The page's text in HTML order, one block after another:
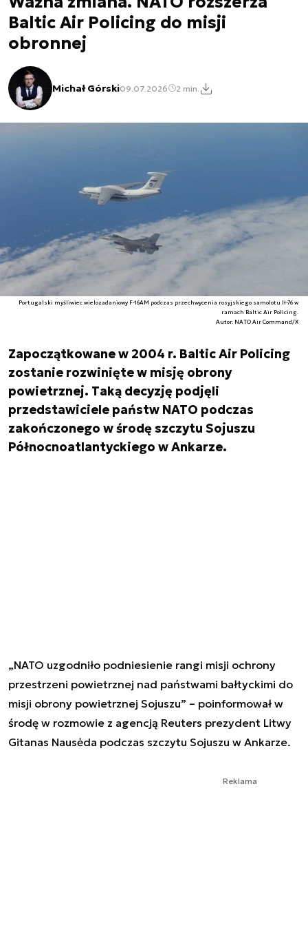
Baltic Air Policing do misji
obronnej
Michał Górski09.07.2026 2 min.
Portugalski myśliwiec wielozadaniowy F-16AM podczas przechwycenia rosyjskiego samolotu Ił-76 w
ramach Baltic Air Policing.
Autor. NATO Air Command/X
Zapoczątkowane w 2004 r. Baltic Air Policing
zostanie rozwinięte w misję obrony
powietrznej. Taką decyzję podjęli
przedstawiciele państw NATO podczas
zakończonego w środę szczytu Sojuszu
Północnoatlantyckiego w Ankarze.
„NATO uzgodniło podniesienie rangi misji ochrony
przestrzeni powietrznej nad państwami bałtyckimi do
misji obrony powietrznej Sojuszu” – poinformował w
środę w rozmowie z agencją Reuters prezydent Litwy
Gitanas Nausėda podczas szczytu Sojuszu w Ankarze.
Reklama